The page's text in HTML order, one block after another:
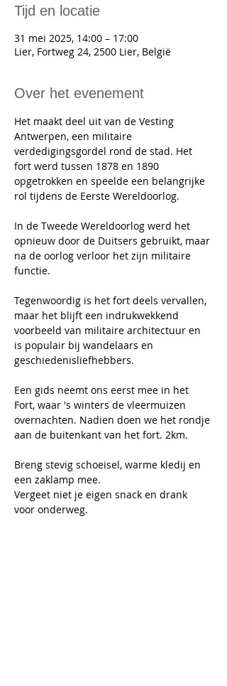
Tijd en locatie
31 mei 2025, 14:00 – 17:00
Lier, Fortweg 24, 2500 Lier, België
Over het evenement
Het maakt deel uit van de Vesting
Antwerpen, een militaire
verdedigingsgordel rond de stad. Het
fort werd tussen 1878 en 1890
opgetrokken en speelde een belangrijke
rol tijdens de Eerste Wereldoorlog.
In de Tweede Wereldoorlog werd het
opnieuw door de Duitsers gebruikt, maar
na de oorlog verloor het zijn militaire
functie.
Tegenwoordig is het fort deels vervallen,
maar het blijft een indrukwekkend
voorbeeld van militaire architectuur en
is populair bij wandelaars en
geschiedenisliefhebbers.
Een gids neemt ons eerst mee in het
Fort, waar 's winters de vleermuizen
overnachten. Nadien doen we het rondje
aan de buitenkant van het fort. 2km.
Breng stevig schoeisel, warme kledij en
een zaklamp mee.
Vergeet niet je eigen snack en drank
voor onderweg.